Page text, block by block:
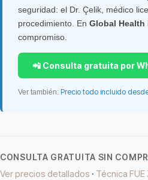
seguridad: el Dr. Çelik, médico
procedimiento. En Global Health
compromiso.
📲 Consulta gratuita por
Ver también: Precio todo incluido
CONSULTA GRATUITA SIN
Ver precios detallados · Técnica FUE